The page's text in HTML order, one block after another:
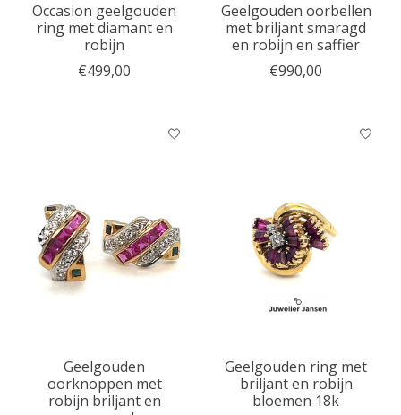
Occasion geelgouden
ring met diamant en
robijn
€499,00
Geelgouden oorbellen
met briljant smaragd
en robijn en saffier
€990,00
Geelgouden
oorknoppen met
robijn briljant en
Geelgouden ring met
briljant en robijn
bloemen 18k